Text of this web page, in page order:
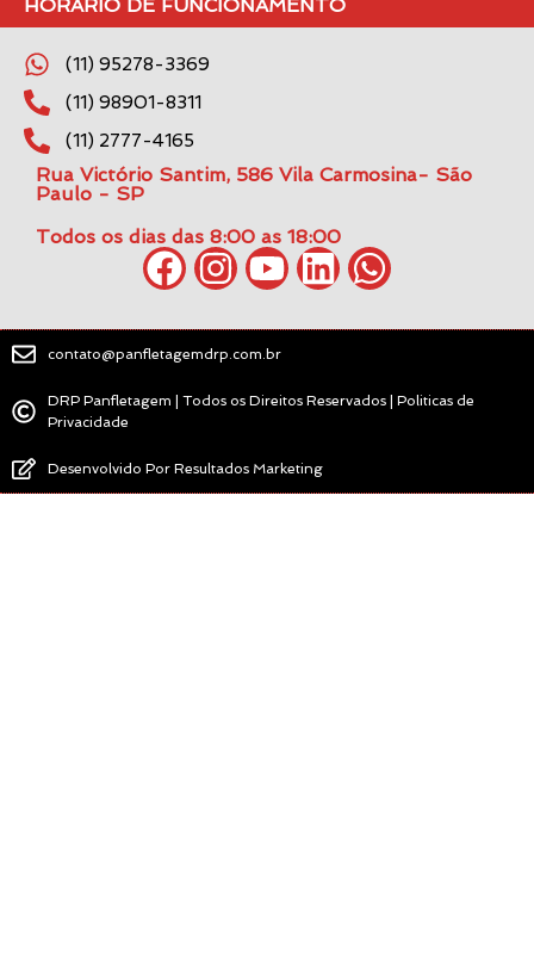
HORÁRIO DE FUNCIONAMENTO
(11) 95278-3369
(11) 98901-8311
(11) 2777-4165
Rua Victório Santim, 586 Vila Carmosina- São
Paulo - SP
Todos os dias das 8:00 as 18:00
contato@panfletagemdrp.com.br
DRP Panfletagem | Todos os Direitos Reservados | Politicas de
Privacidade
Desenvolvido Por Resultados Marketing